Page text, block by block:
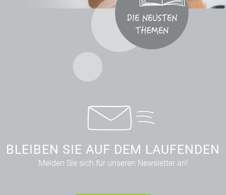
BLEIBEN SIE AUF DEM LAUFENDEN
Melden Sie sich für unseren Newsletter an!